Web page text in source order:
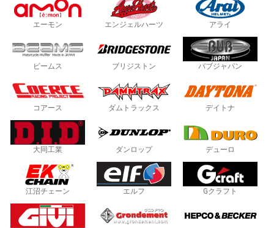
エーモン エンジェルハーツ アライ
ビームス ブリジストン バブジャパン
コアース ダムトラックス デイトナ
大同工業 ダンロップ デューロ
江沼チェーン エルフ Gクラフト